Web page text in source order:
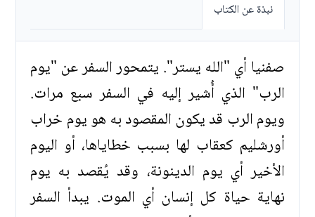
نبذة عن الكتاب
صفنيا أي "الله يستر". يتمحور السفر عن "يوم
الرب" الذي أُشير إليه في السفر سبع مرات.
ويوم الرب قد يكون المقصود به هو يوم خراب
أورشليم كعقاب لها بسبب خطاياها، أو اليوم
الأخير أي يوم الدينونة، وقد يُقصد به يوم
نهاية حياة كل إنسان أي الموت. يبدأ السفر